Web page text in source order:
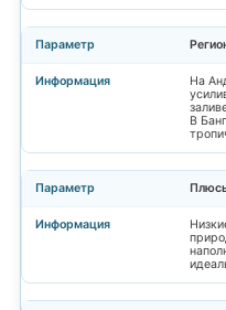
На
В